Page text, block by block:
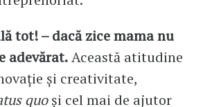
tot! – dacă zice mama nu
adevărat.Această atitudine
și creativitate,
quoși cel mai de ajutor